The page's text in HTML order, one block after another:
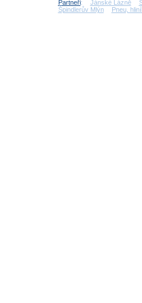
Partneři: Jánské Lázně
Špindlerův Mlýn
Pneu,